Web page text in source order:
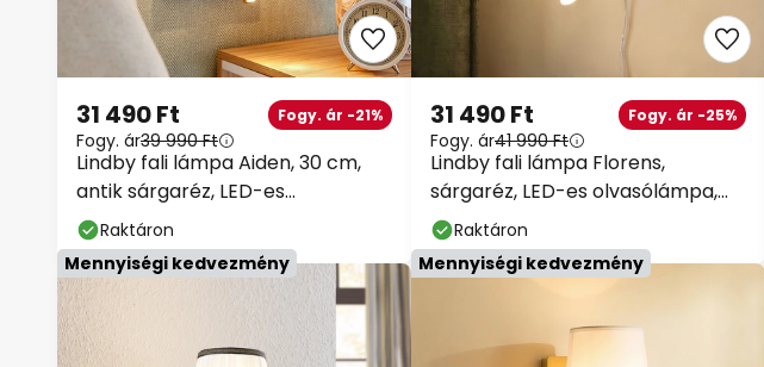
Lindby fali lámpa Aiden, 30 cm,
antik sárgaréz, LED-es
olvasólámpa
31 490 Ft Fogy. ár -21%
Fogy. ár39 990 Ft
Raktáron
Lindby fali lámpa Florens,
sárgaréz, LED-es olvasólámpa,
23,5 cm
31 490 Ft Fogy. ár -25%
Fogy. ár41 990 Ft
Raktáron
Mennyiségi kedvezmény
Mennyiségi kedvezmény